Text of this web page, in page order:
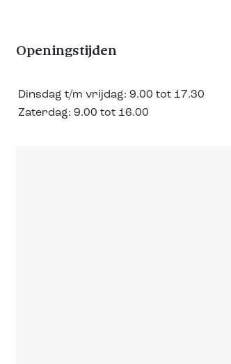
Openingstijden
Dinsdag t/m vrijdag: 9.00 tot 17.30
Zaterdag: 9.00 tot 16.00